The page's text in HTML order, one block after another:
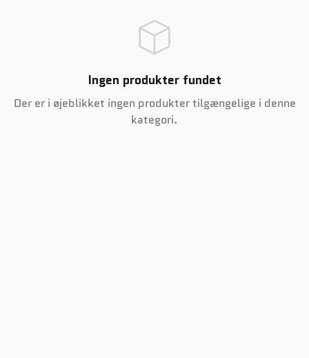
Ingen produkter fundet
Der er i øjeblikket ingen produkter tilgængelige i denne
kategori.